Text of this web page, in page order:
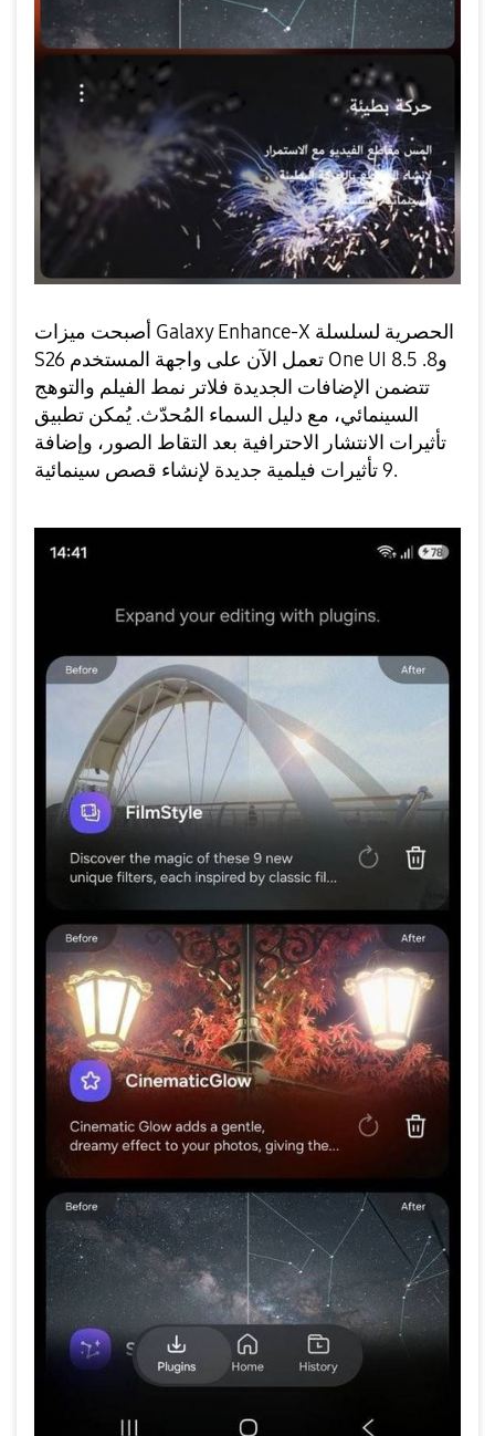
أصبحت ميزات Galaxy Enhance-X الحصرية لسلسلة
S26 تعمل الآن على واجهة المستخدم One UI 8.5 و8.
تتضمن الإضافات الجديدة فلاتر نمط الفيلم والتوهج
السينمائي، مع دليل السماء المُحدّث. يُمكن تطبيق
تأثيرات الانتشار الاحترافية بعد التقاط الصور، وإضافة
9 تأثيرات فيلمية جديدة لإنشاء قصص سينمائية.